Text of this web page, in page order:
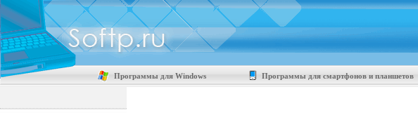
Программы для Windows Программы для смартфонов и планшетов